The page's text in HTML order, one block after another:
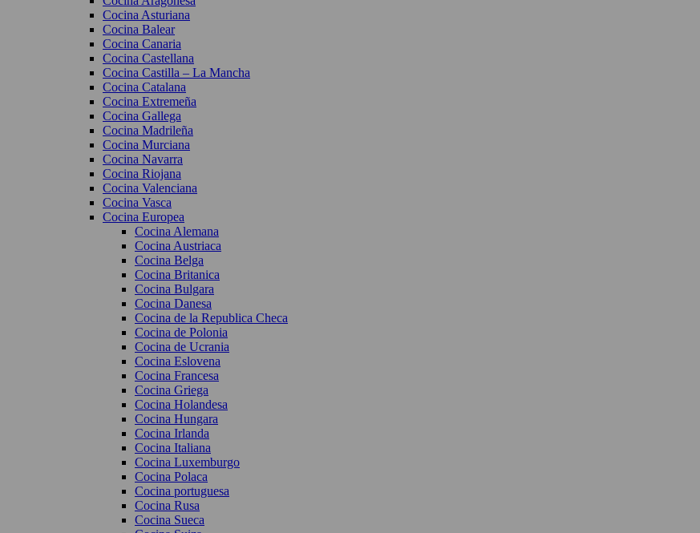
Cocina Asturiana
Cocina Balear
Cocina Canaria
Cocina Castellana
Cocina Castilla – La Mancha
Cocina Catalana
Cocina Extremeña
Cocina Gallega
Cocina Madrileña
Cocina Murciana
Cocina Navarra
Cocina Riojana
Cocina Valenciana
Cocina Vasca
Cocina Europea
Cocina Alemana
Cocina Austriaca
Cocina Belga
Cocina Britanica
Cocina Bulgara
Cocina Danesa
Cocina de la Republica Checa
Cocina de Polonia
Cocina de Ucrania
Cocina Eslovena
Cocina Francesa
Cocina Griega
Cocina Holandesa
Cocina Hungara
Cocina Irlanda
Cocina Italiana
Cocina Luxemburgo
Cocina Polaca
Cocina portuguesa
Cocina Rusa
Cocina Sueca